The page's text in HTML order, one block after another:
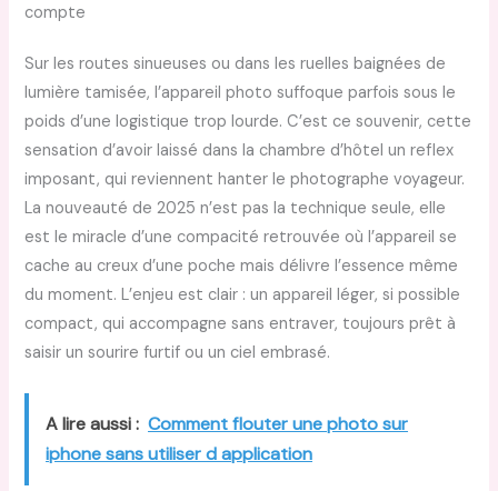
compte
Sur les routes sinueuses ou dans les ruelles baignées de
lumière tamisée, l’appareil photo suffoque parfois sous le
poids d’une logistique trop lourde. C’est ce souvenir, cette
sensation d’avoir laissé dans la chambre d’hôtel un reflex
imposant, qui reviennent hanter le photographe voyageur.
La nouveauté de 2025 n’est pas la technique seule, elle
est le miracle d’une compacité retrouvée où l’appareil se
cache au creux d’une poche mais délivre l’essence même
du moment. L’enjeu est clair : un appareil léger, si possible
compact, qui accompagne sans entraver, toujours prêt à
saisir un sourire furtif ou un ciel embrasé.
A lire aussi : Comment flouter une photo sur
iphone sans utiliser d application